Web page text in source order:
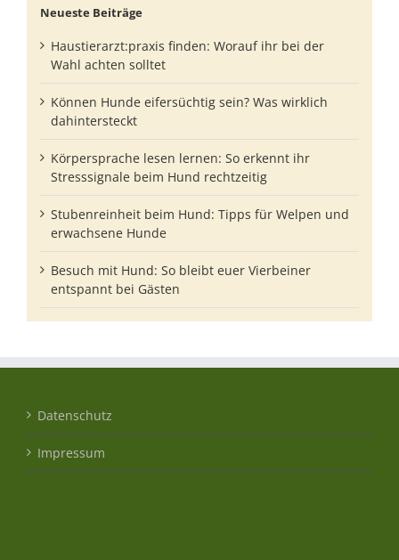
Neueste Beiträge
Haustierarzt:praxis finden: Worauf ihr bei der
Wahl achten solltet
Können Hunde eifersüchtig sein? Was wirklich
dahintersteckt
Körpersprache lesen lernen: So erkennt ihr
Stresssignale beim Hund rechtzeitig
Stubenreinheit beim Hund: Tipps für Welpen und
erwachsene Hunde
Besuch mit Hund: So bleibt euer Vierbeiner
entspannt bei Gästen
Datenschutz
Impressum